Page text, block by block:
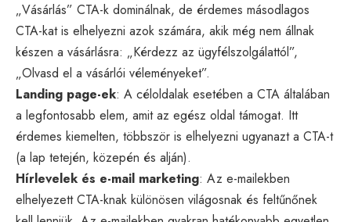
„Vásárlás” CTA-k dominálnak, de érdemes másodlagos
CTA-kat is elhelyezni azok számára, akik még nem állnak
készen a vásárlásra: „Kérdezz az ügyfélszolgálattól”,
„Olvasd el a vásárlói véleményeket”.
Landing page-ek: A céloldalak esetében a CTA általában
a legfontosabb elem, amit az egész oldal támogat. Itt
érdemes kiemelten, többször is elhelyezni ugyanazt a CTA-t
(a lap tetején, közepén és alján).
Hírlevelek és e-mail marketing: Az e-mailekben
elhelyezett CTA-knak különösen világosnak és feltűnőnek